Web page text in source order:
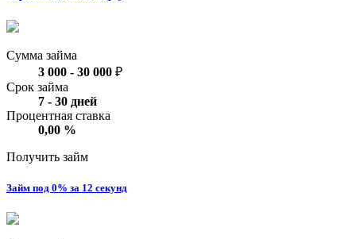
Сумма займа
3 000 - 30 000 ₽
Срок займа
7 - 30 дней
Процентная ставка
0,00 %
Получить займ
Займ под 0% за 12 секунд